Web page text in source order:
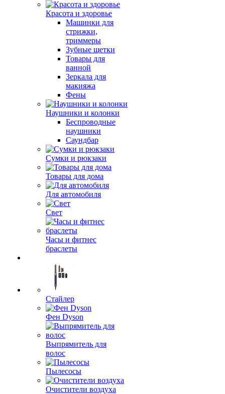
Красота и здоровье
Машинки для
стрижки,
триммеры
Зубные щетки
Товары для
ванной
Зеркала для
макияжа
Фены
Наушники и колонки
Беспроводные
наушники
Саундбар
Сумки и рюкзаки
Товары для дома
Для автомобиля
Свет
Часы и фитнес
браслеты
Стайлер
Фен Dyson
Выпрямитель для
волос
Пылесосы
Очистители воздуха